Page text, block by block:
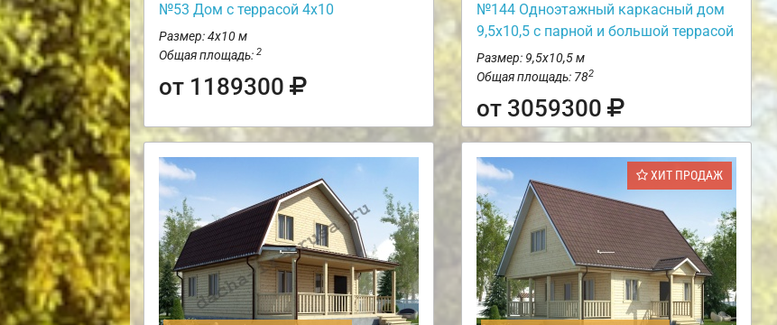
№53 Дом с террасой 4х10
Размер: 4х10 м
Общая площадь: 2
от 1189300
№144 Одноэтажный каркасный дом
9,5х10,5 с парной и большой террасой
Размер: 9,5х10,5 м
Общая площадь: 782
от 3059300
ХИТ ПРОДАЖ